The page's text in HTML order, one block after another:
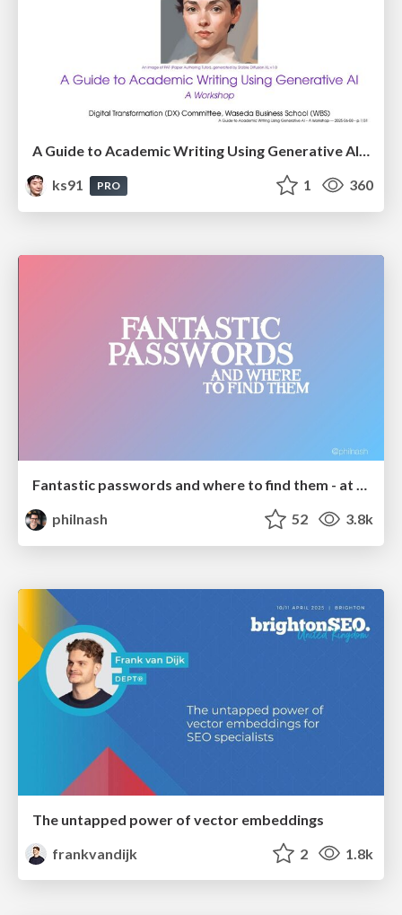
ks91
PRO 1 360
Fantastic passwords and where to find them - at NoRuKo
philnash
52 3.8k
The untapped power of vector embeddings
frankvandijk
2 1.8k